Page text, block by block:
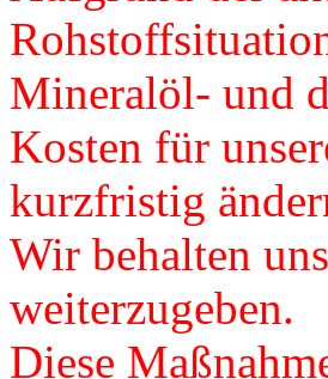
Mineralöl- und
Kosten für
kurzfristig
Wir behalten
weiterzugeben.
Diese